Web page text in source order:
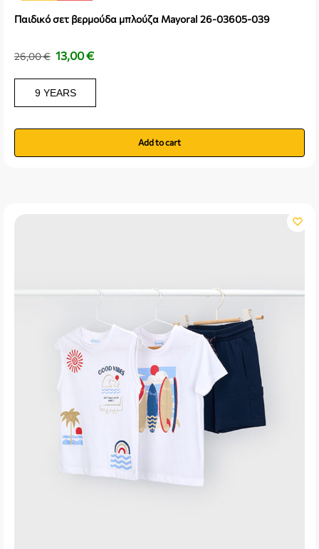
Παιδικό σετ βερμούδα μπλούζα Mayoral 26-03605-039
26,00€ 13,00€
9 YEARS
Add to cart